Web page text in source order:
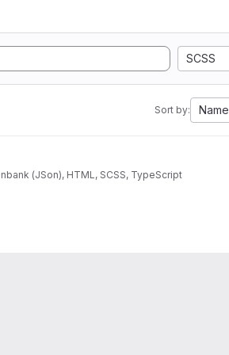
SCSS
Sort by: Name
(JSon), HTML, SCSS, TypeScript